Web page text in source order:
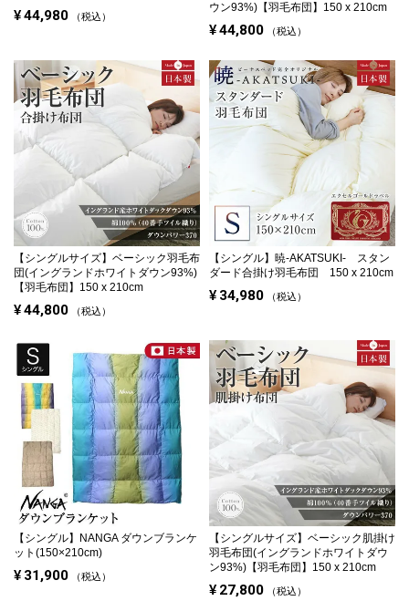
¥44,980 税込
ウン93%)【羽毛布団】150 x 210cm
¥44,800 税込
【シングルサイズ】 ベーシック羽毛布
団(イングランドホワイトダウン93%)
【羽毛布団】150 x 210cm
¥44,800 税込
【シングル】 暁-AKATSUKI- スタン
ダード合掛け羽毛布団 150 x 210cm
¥ 34,980 税込
【シングル】
NANGA ダウンブランケ
ット(150×210cm)
¥ 31,900 税込
【シングルサイズ】 ベーシック肌掛け
羽毛布団(イングランドホワイトダウ
ン93%)【羽毛布団】150 x 210cm
¥ 27,800 税込